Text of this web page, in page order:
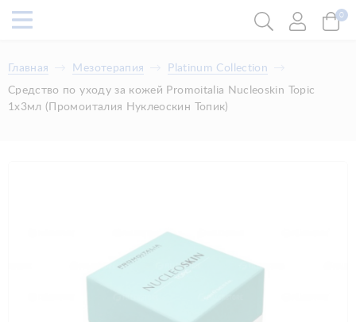
0
Главная Мезотерапия
Platinum Collection
Средство по уходу за кожей Promoitalia Nucleoskin Topic
1х3мл (Промоиталия Нуклеоскин Топик)